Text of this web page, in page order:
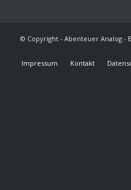
© Copyright - Abenteuer Analog -
Impressum Kontakt